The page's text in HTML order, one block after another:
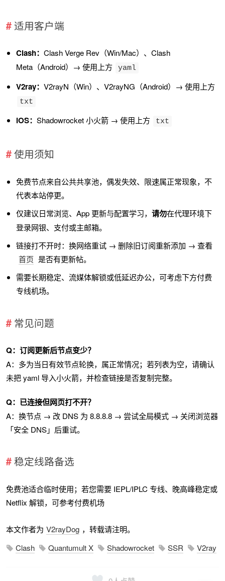
适用客户端
Clash： Clash Verge Rev（Win/Mac）、Clash
Meta（Android）→ 使用上方
yaml
V2ray： V2rayN（Win）、V2rayNG（Android）→ 使用上方
txt
iOS： Shadowrocket 小火箭 → 使用上方 txt
使用须知
免费节点来自公共共享池，偶发失效、限速属正常现象，不
代表本站停更。
仅建议日常浏览、App 更新与配置学习， 请勿在代理环境下
登录网银、支付或主邮箱。
链接打不开时：换网络重试 → 删除旧订阅重新添加 → 查看
首页 是否有更新帖。
需要长期稳定、流媒体解锁或低延迟办公，可考虑下方付费
专线机场。
常见问题
Q：订阅更新后节点变少？
A：多为当日有效节点轮换，属正常情况；若列表为空，请确认
未把 yaml 导入小火箭，并检查链接是否复制完整。
Q：已连接但网页打不开？
A：换节点 → 改 DNS 为 8.8.8.8 → 尝试全局模式 → 关闭浏览器
「安全 DNS」后重试。
稳定线路备选
免费池适合临时使用；若您需要 IEPL/IPLC 专线、晚高峰稳定或
Netflix 解锁，可参考付费机场
本文作者为 V2rayDog ，转载请注明。
Clash
Quantumult X Shadowrocket SSR V2ray